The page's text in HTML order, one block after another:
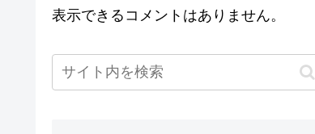
表示できるコメントはありません。